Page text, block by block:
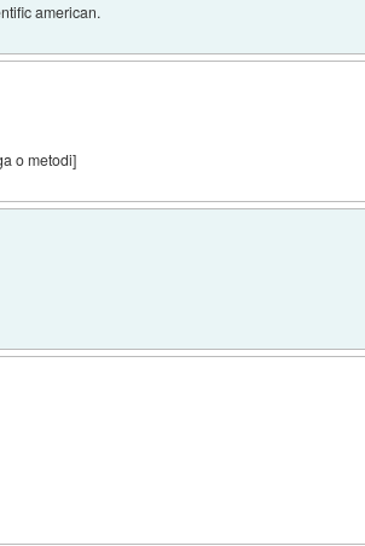
american.
o metodi]